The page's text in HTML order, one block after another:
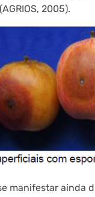
2005).
manifestar ainda